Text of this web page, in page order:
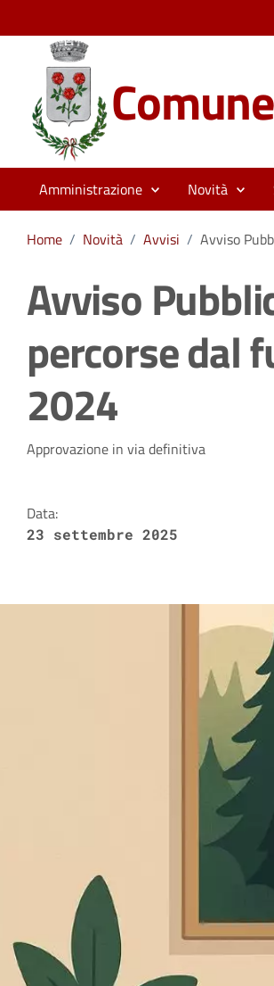
Amministrazione Novità
Home / Novità / Avvisi / Avviso
Avviso
percorse dal
2024
Dettagli della
Approvazione in via definitiva
Data:
23 settembre 2025